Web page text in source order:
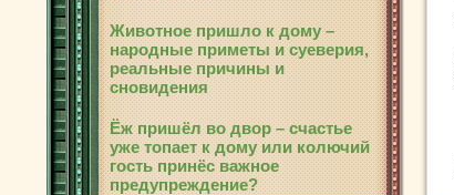
Животное пришло к дому –
народные приметы и суеверия,
реальные причины и
сновидения
Ёж пришёл во двор – счастье
уже топает к дому или колючий
гость принёс важное
предупреждение?